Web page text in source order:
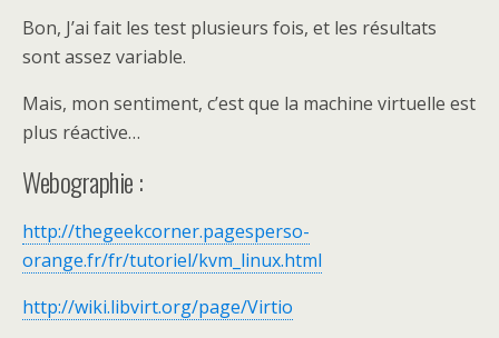
Bon, J’ai fait les test plusieurs fois, et les résultats
sont assez variable.
Mais, mon sentiment, c’est que la machine virtuelle est
plus réactive…
Webographie :
http://thegeekcorner.pagesperso-
orange.fr/fr/tutoriel/kvm_linux.html
http://wiki.libvirt.org/page/Virtio